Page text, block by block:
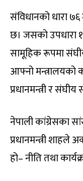
संविधानको धारा
छ। जसको उपधारा १०
सामूहिक रूपमा
आफ्नो मन्त्रालयको
प्रधानमन्त्री र
नेपाली कांग्रेसका
प्रधानमन्त्री शाहले
हो– नीति तथा